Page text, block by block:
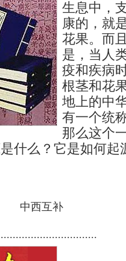
生息中，
康的，就
花果。而
是，当人
疫和疾病
根茎和花
地上的中
有一个统
那么这个
什么？它是如何起
中西互补